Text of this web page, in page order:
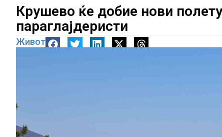
Крушево ќе добие нови
параглајдеристи
Живот